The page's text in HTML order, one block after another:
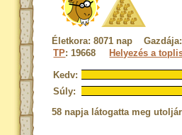
Életkora: 8071 nap
TP: 19668 Helyezés a
Kedv:
Súly:
58 napja látogatta meg